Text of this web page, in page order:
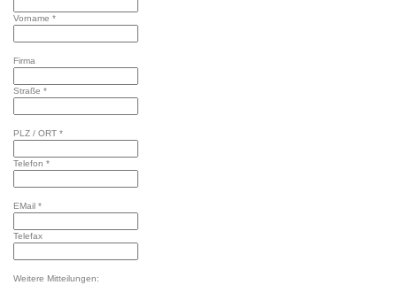
Vorname *
Firma
Straße *
PLZ / ORT *
Telefon *
EMail *
Telefax
Weitere Mitteilungen: